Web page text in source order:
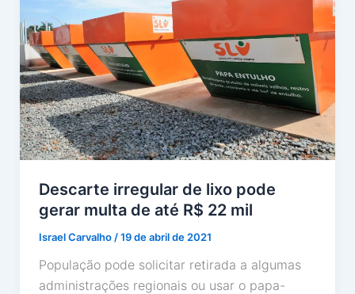
Descarte irregular de lixo pode
gerar multa de até R$ 22 mil
Israel Carvalho /19 de abril de 2021
População pode solicitar retirada a algumas
administrações regionais ou usar o papa-